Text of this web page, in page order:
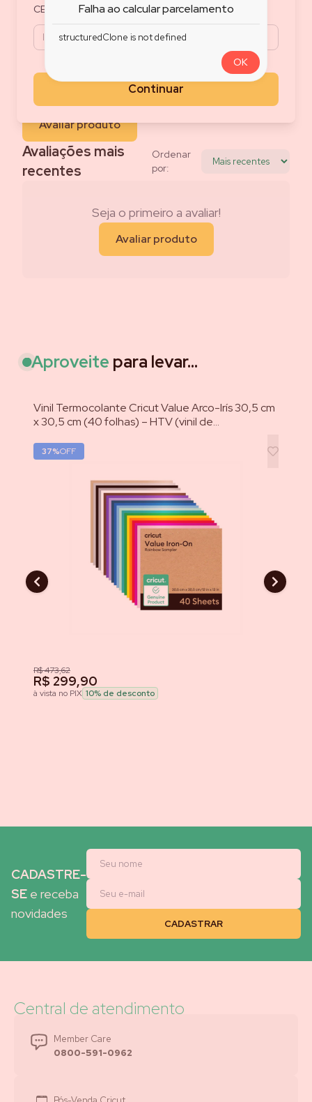
CEP
Continuar
0
Avalie esse produto
Compartilhe o que achou do produto
Avaliar produto
Avaliações mais
recentes
Ordenar
por:
Seja o primeiro a avaliar!
Avaliar produto
Aproveite para levar...
Vinil Termocolante Cricut Value Arco-Irís 30,5 cm
x 30,5 cm (40 folhas) – HTV (vinil de
37%OFF
R$ 473,62
R$ 299,90
à vista no PIX 10% de desconto
CADASTRE-
SE e receba
novidades
Central de atendimento
Member Care
0800-591-0962
Falha ao calcular parcelamento
structuredClone is not defined
OK